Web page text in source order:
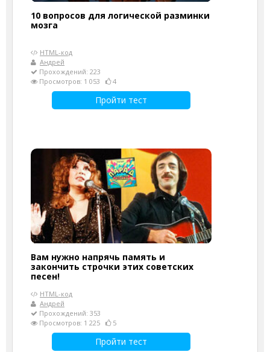
10 вопросов для логической разминки
мозга
HTML-код
Андрей
Прохождений: 223
Просмотров: 1 053
4
Пройти тест
Вам нужно напрячь память и
закончить строчки этих советских
песен!
HTML-код
Андрей
Прохождений: 353
Просмотров: 1 225
5
Пройти тест